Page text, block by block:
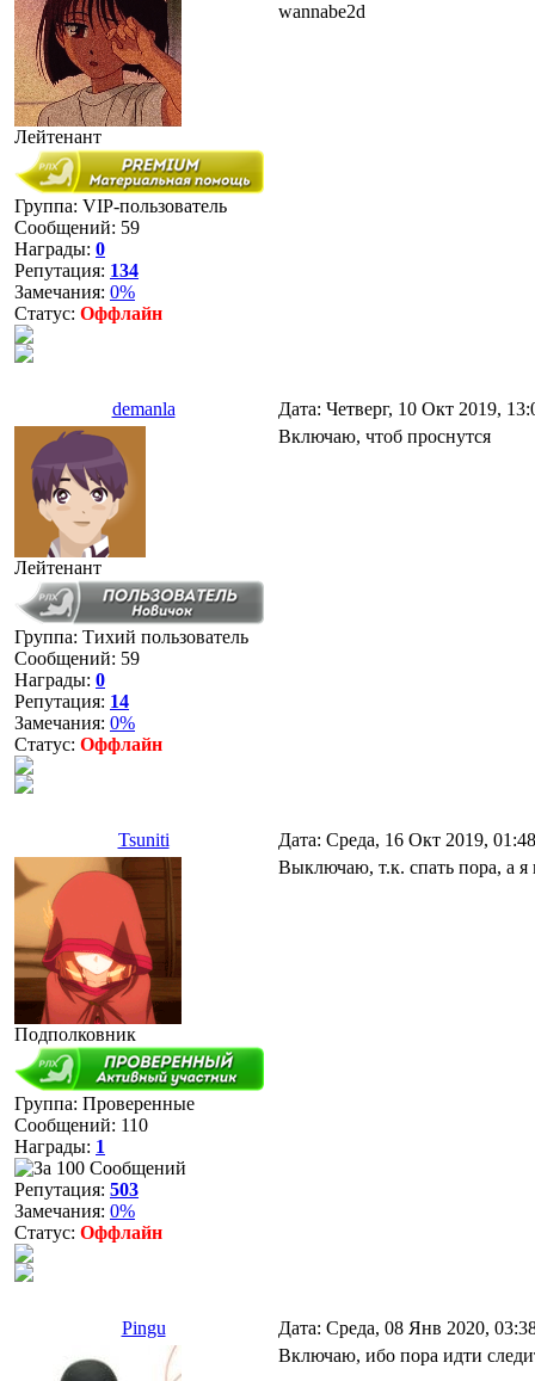
Лейтенант
Группа: VIP-пользователь
Сообщений: 59
Награды: 0
Репутация: 134
Замечания: 0%
Статус: Оффлайн
wannabe2d
demanla Дата: Четверг, 10 Окт 2019,
Лейтенант
Группа: Тихий пользователь
Сообщений: 59
Награды: 0
Репутация: 14
Замечания: 0%
Статус: Оффлайн
Включаю, чтоб проснутся
Tsuniti Дата: Среда, 16 Окт 2019,
Подполковник
Группа: Проверенные
Сообщений: 110
Награды: 1
Репутация: 503
Замечания: 0%
Статус: Оффлайн
Выключаю, т.к. спать пора, а
Pingu
Дата: Среда, 08 Янв 2020,
Включаю, ибо пора идти